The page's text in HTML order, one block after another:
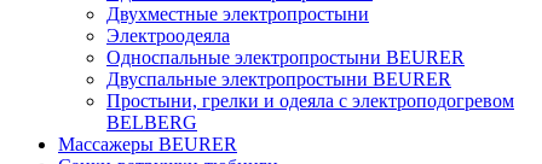
Двухместные электропростыни
Электроодеяла
Односпальные электропростыни BEURER
Двуспальные электропростыни BEURER
Простыни, грелки и одеяла с электроподогревом
BELBERG
Массажеры BEURER